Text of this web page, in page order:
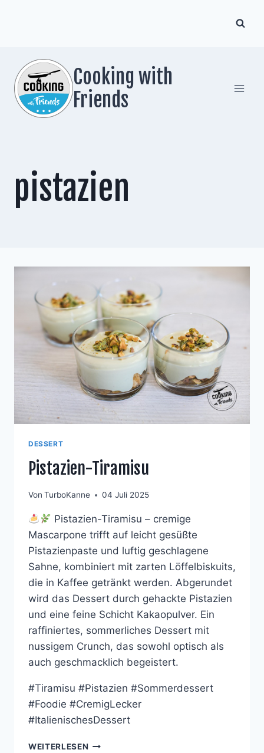
Cooking with
Friends
pistazien
DESSERT
Pistazien-Tiramisu
Von TurboKanne 04 Juli 2025
Pistazien-Tiramisu – cremige
Mascarpone trifft auf leicht gesüßte
Pistazienpaste und luftig geschlagene
Sahne, kombiniert mit zarten Löffelbiskuits,
die in Kaffee getränkt werden. Abgerundet
wird das Dessert durch gehackte Pistazien
und eine feine Schicht Kakaopulver. Ein
raffiniertes, sommerliches Dessert mit
nussigem Crunch, das sowohl optisch als
auch geschmacklich begeistert.
#Tiramisu #Pistazien #Sommerdessert
#Foodie #CremigLecker
#ItalienischesDessert
WEITERLESEN PISTAZIEN-